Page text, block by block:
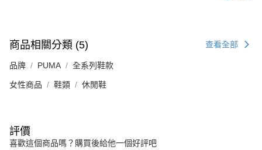
商品相關分類 (5) 查看全部
品牌 PUMA 全系列鞋款
女性商品 鞋類 休閒鞋
評價
喜歡這個商品嗎？購買後給他一個好評吧